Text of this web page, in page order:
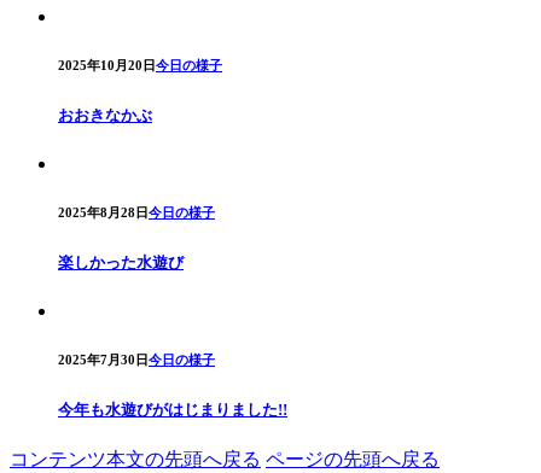
2025年10月20日今日の様子
おおきなかぶ
2025年8月28日今日の様子
楽しかった水遊び
2025年7月30日今日の様子
今年も水遊びがはじまりました!!
コンテンツ本文の先頭へ戻る ページの先頭へ戻る